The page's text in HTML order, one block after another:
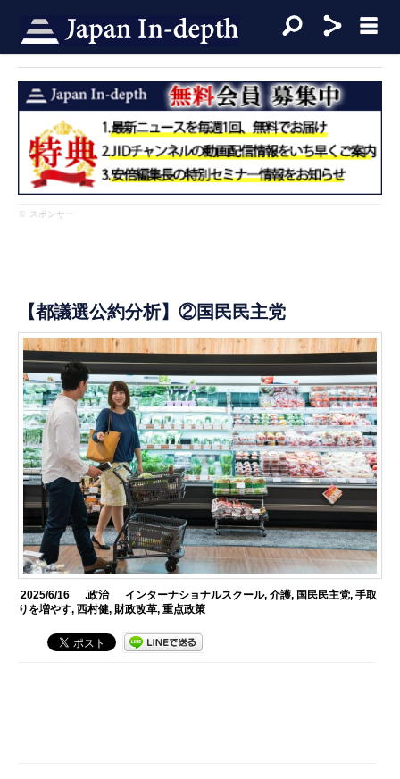
※ スポンサー
【都議選公約分析】②国民民主党
2025/6/16 .政治 インターナショナルスクール, 介護, 国民民主党, 手取
りを増やす,西村健, 財政改革,重点政策